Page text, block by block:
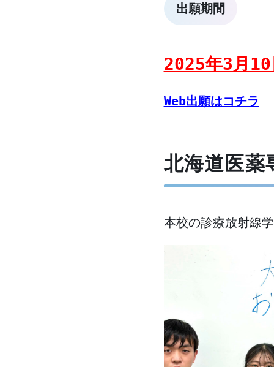
出願期間
2025年3月
Web出願はコチラ
北海道医
本校の診療放射線